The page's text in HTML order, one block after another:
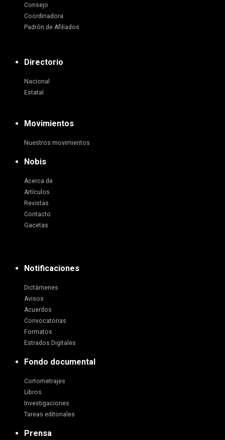
Consejo
Coordinadora
Padrón de Afiliados
Directorio
Nacional
Estatal
Movimientos
Nuestros movimientos
Nobis
Acerca de
Artículos
Revistas
Contacto
Gacetas
Notificaciones
Dictámenes
Avisos
Acuerdos
Convocatorias
Formatos
Estrados Digitales
Fondo documental
Cortometrajes
Libros
Investigaciones
Tareas editoriales
Prensa